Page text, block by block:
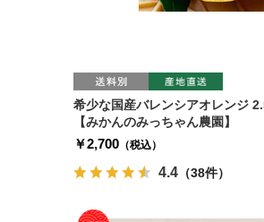
希少な国産バレンシアオレンジ
【みかんのみっちゃん農園】
￥2,700 （税込）
4.4 （38件）